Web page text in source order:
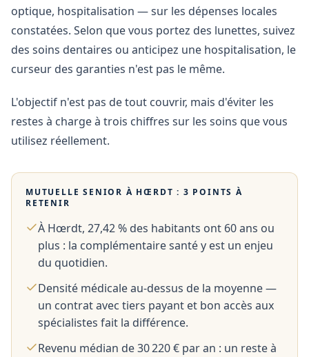
optique, hospitalisation — sur les dépenses locales
constatées. Selon que vous portez des lunettes, suivez
des soins dentaires ou anticipez une hospitalisation, le
curseur des garanties n'est pas le même.
L'objectif n'est pas de tout couvrir, mais d'éviter les
restes à charge à trois chiffres sur les soins que vous
utilisez réellement.
MUTUELLE SENIOR À HŒRDT : 3 POINTS À
RETENIR
À Hœrdt, 27,42 % des habitants ont 60 ans ou
plus : la complémentaire santé y est un enjeu
du quotidien.
Densité médicale au-dessus de la moyenne —
un contrat avec tiers payant et bon accès aux
spécialistes fait la différence.
Revenu médian de 30 220 € par an : un reste à